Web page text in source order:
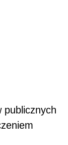
publicznych